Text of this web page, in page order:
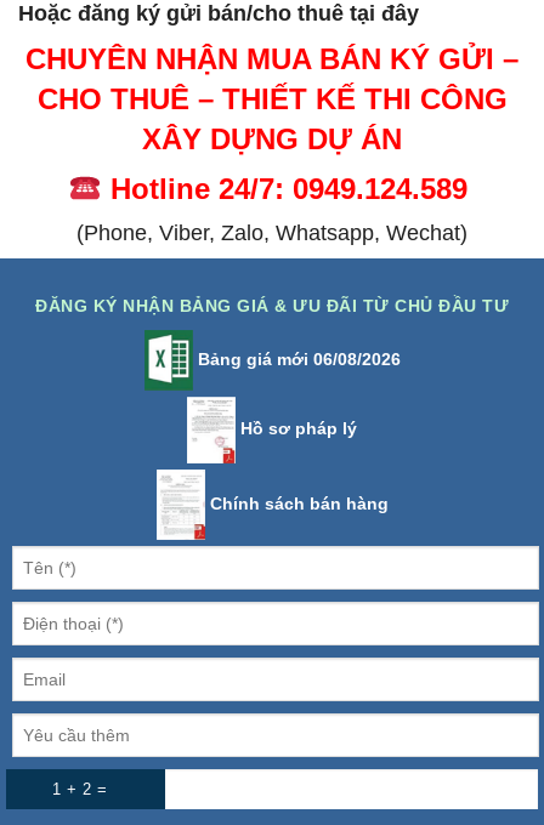
Hoặc đăng ký gửi bán/cho thuê tại đây
CHUYÊN NHẬN MUA BÁN KÝ GỬI –
CHO THUÊ – THIẾT KẾ THI CÔNG
XÂY DỰNG DỰ ÁN
Hotline 24/7: 0949.124.589
(Phone, Viber, Zalo, Whatsapp, Wechat)
ĐĂNG KÝ NHẬN BẢNG GIÁ & ƯU ĐÃI TỪ CHỦ ĐẦU TƯ
Bảng giá mới 06/08/2026
Hồ sơ pháp lý
Chính sách bán hàng
1 + 2 =